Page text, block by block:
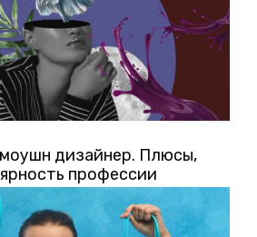
дизайнер. Плюсы,
профессии